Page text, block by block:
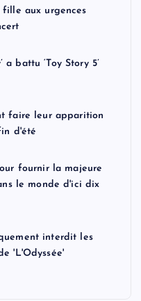
aux urgences
a battu ‘Toy Story 5’
faire leur apparition
d'été
fournir la majeure
le monde d'ici dix
interdit les
'L'Odyssée'